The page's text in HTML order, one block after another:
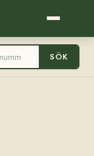
SÖK